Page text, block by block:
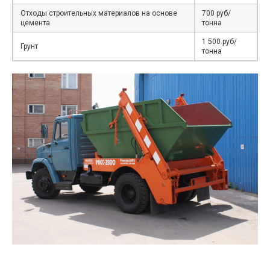
Отходы строительных материалов на основе
цемента
700 руб/
тонна
Грунт
1 500 руб/
тонна